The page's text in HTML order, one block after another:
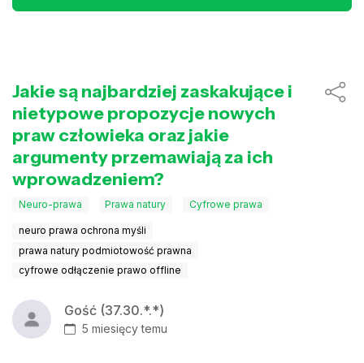
Jakie są najbardziej zaskakujące i
nietypowe propozycje nowych
praw człowieka oraz jakie
argumenty przemawiają za ich
wprowadzeniem?
Neuro-prawa Prawa natury Cyfrowe prawa
neuro prawa ochrona myśli
prawa natury podmiotowość prawna
cyfrowe odłączenie prawo offline
Gość (37.30.*.*)
5 miesięcy temu